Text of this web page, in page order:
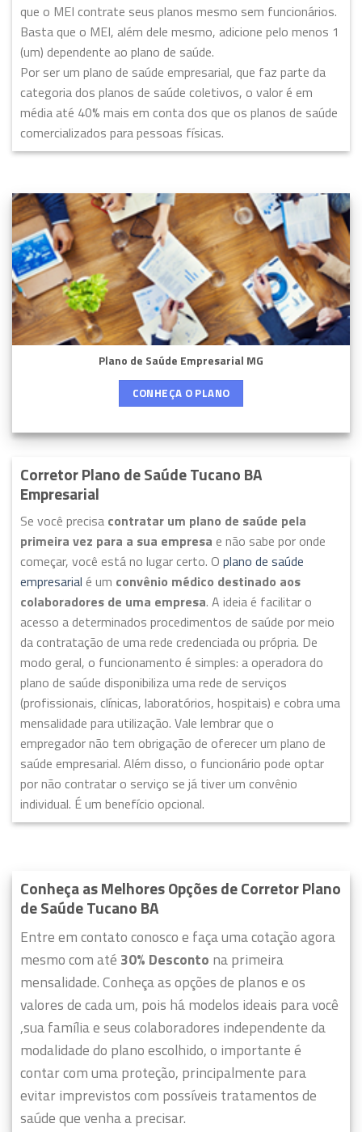
que o MEI contrate seus planos mesmo sem funcionários.
Basta que o MEI, além dele mesmo, adicione pelo menos 1
(um) dependente ao plano de saúde.
Por ser um plano de saúde empresarial, que faz parte da
categoria dos planos de saúde coletivos, o valor é em
média até 40% mais em conta dos que os planos de saúde
comercializados para pessoas físicas.
Plano de Saúde Empresarial MG
CONHEÇA O PLANO
Corretor Plano de Saúde Tucano BA
Empresarial
Se você precisa contratar um plano de saúde pela
primeira vez para a sua empresa e não sabe por onde
começar, você está no lugar certo. O plano de saúde
empresarial é um convênio médico destinado aos
colaboradores de uma empresa. A ideia é facilitar o
acesso a determinados procedimentos de saúde por meio
da contratação de uma rede credenciada ou própria. De
modo geral, o funcionamento é simples: a operadora do
plano de saúde disponibiliza uma rede de serviços
(profissionais, clínicas, laboratórios, hospitais) e cobra uma
mensalidade para utilização. Vale lembrar que o
empregador não tem obrigação de oferecer um plano de
saúde empresarial. Além disso, o funcionário pode optar
por não contratar o serviço se já tiver um convênio
individual. É um benefício opcional.
Conheça as Melhores Opções de Corretor Plano
de Saúde Tucano BA
Entre em contato conosco e faça uma cotação agora
mesmo com até 30% Desconto na primeira
mensalidade. Conheça as opções de planos e os
valores de cada um, pois há modelos ideais para você
,sua família e seus colaboradores independente da
modalidade do plano escolhido, o importante é
contar com uma proteção, principalmente para
evitar imprevistos com possíveis tratamentos de
saúde que venha a precisar.